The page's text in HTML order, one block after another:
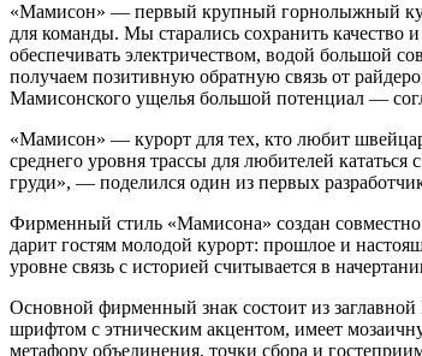
«Мамисон» — первый крупный горнолыжный
для команды. Мы старались сохранить
обеспечивать электричеством, водой большой
получаем позитивную обратную связь от
Мамисонского ущелья большой потенциал —
«Мамисон» — курорт для тех, кто любит
среднего уровня трассы для любителей
груди», — поделился один из первых
Фирменный стиль «Мамисона» создан совместно
дарит гостям молодой курорт: прошлое и
уровне связь с историей считывается в
Основной фирменный знак состоит из
шрифтом с этническим акцентом, имеет
метафору объединения, точки сбора и